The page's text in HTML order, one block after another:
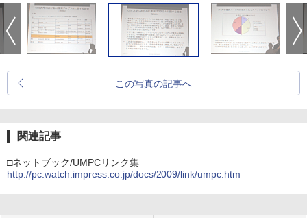
この写真の記事へ
関連記事
□ネットブック/UMPCリンク集
http://pc.watch.impress.co.jp/docs/2009/link/umpc.htm